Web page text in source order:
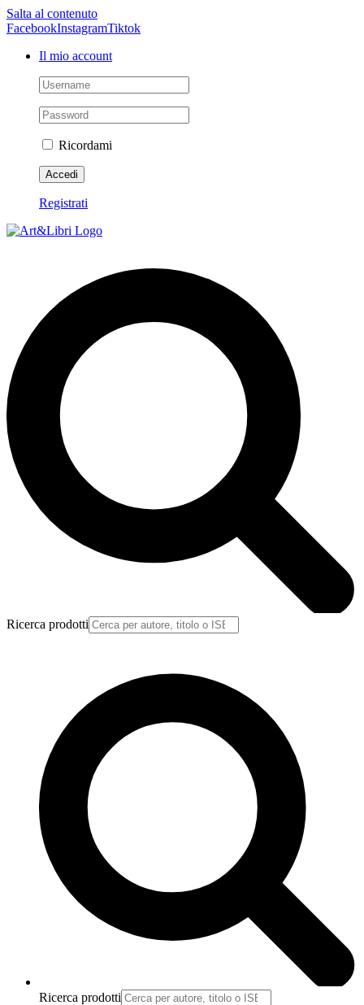
Salta al contenuto
FacebookInstagramTiktok
Il mio account
Ricordami
Registrati
Ricerca prodotti
Ricerca prodotti